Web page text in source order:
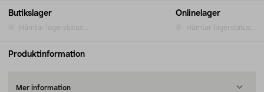
Butikslager
Hämtar lagerstatus...
Onlinelager
Hämtar lagerstatus...
Produktinformation
Mer information